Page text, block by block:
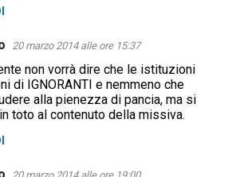
20 marzo 2014 alle ore 15:37
non vorrà dire che le istituzioni
di IGNORANTI e nemmeno che
alla pienezza di pancia, ma si
toto al contenuto della missiva.